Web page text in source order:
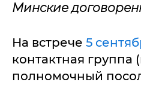
Минские
На встрече 5
контактная группа
полномочный